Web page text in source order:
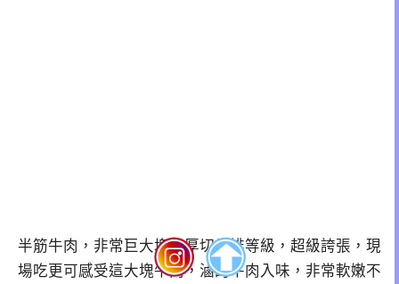
半筋牛肉，非常巨大塊，厚切牛排等級，超級誇張，現
場吃更可感受這大塊牛肉，滷的牛肉入味，非常軟嫩不